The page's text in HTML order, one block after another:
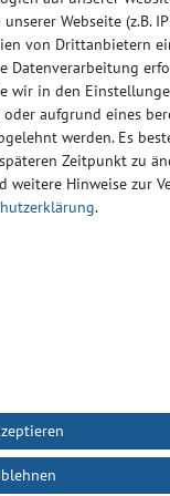
Webseite (z.B.
von Drittanbietern
Datenverarbeitung
wir in den
aufgrund eines
werden. Es
Zeitpunkt zu
weitere Hinweise zur
.